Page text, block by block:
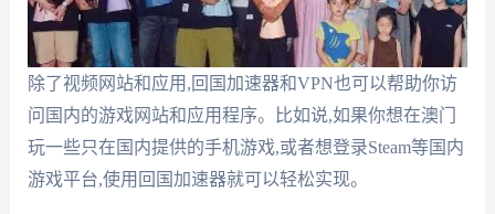
除了视频网站和应用,回国加速器和VPN也可以帮助你访
问国内的游戏网站和应用程序。比如说,如果你想在澳门
玩一些只在国内提供的手机游戏,或者想登录Steam等国内
游戏平台,使用回国加速器就可以轻松实现。